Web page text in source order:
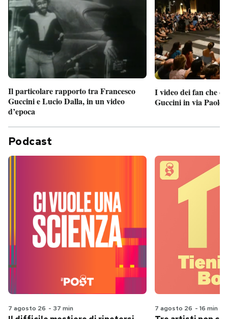
Il particolare rapporto tra Francesco
Guccini e Lucio Dalla, in un video
d’epoca
I video dei fan che
Guccini in via Paolo
Podcast
7 agosto 26 - 37 min 7 agosto 26 - 16 min